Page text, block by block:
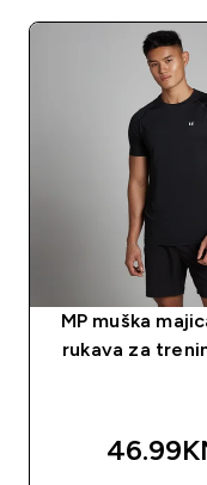
MP muška
rukava za